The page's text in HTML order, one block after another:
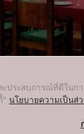
media/
ะประสบการณ์ที่ดีใน
" นโยบายความเป็นส่